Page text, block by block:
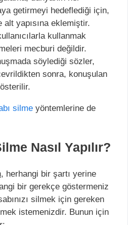
getirmeyi hedeflediği için,
yapısına eklemiştir.
kullanmak
mecburi değildir.
söylediği sözler,
sonra, konuşulan
silme yöntemlerine de
Nasıl Yapılır?
herhangi bir şartı yerine
bir gerekçe göstermeniz
silmek için gereken
istemenizdir. Bunun için